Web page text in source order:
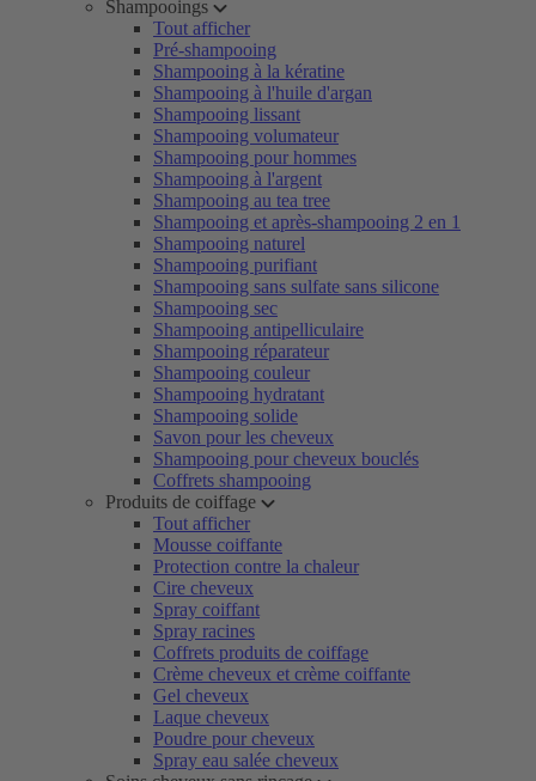
Shampooings
Tout afficher
Pré-shampooing
Shampooing à la kératine
Shampooing à l'huile d'argan
Shampooing lissant
Shampooing volumateur
Shampooing pour hommes
Shampooing à l'argent
Shampooing au tea tree
Shampooing et après-shampooing 2 en 1
Shampooing naturel
Shampooing purifiant
Shampooing sans sulfate sans silicone
Shampooing sec
Shampooing antipelliculaire
Shampooing réparateur
Shampooing couleur
Shampooing hydratant
Shampooing solide
Savon pour les cheveux
Shampooing pour cheveux bouclés
Coffrets shampooing
Produits de coiffage
Tout afficher
Mousse coiffante
Protection contre la chaleur
Cire cheveux
Spray coiffant
Spray racines
Coffrets produits de coiffage
Crème cheveux et crème coiffante
Gel cheveux
Laque cheveux
Poudre pour cheveux
Spray eau salée cheveux